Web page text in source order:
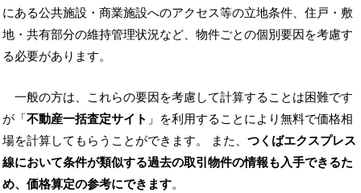
にある公共施設・商業施設へのアクセス等の立地条件、住戸・敷
地・共有部分の維持管理状況など、物件ごとの個別要因を考慮す
る必要があります。
一般の方は、これらの要因を考慮して計算することは困難です
が「不動産一括査定サイト 」を利用することにより無料で価格相
場を計算してもらうことができます。 また、 つくばエクスプレス
線において条件が類似する過去の取引物件の情報も入手できるた
め、価格算定の参考にできます。